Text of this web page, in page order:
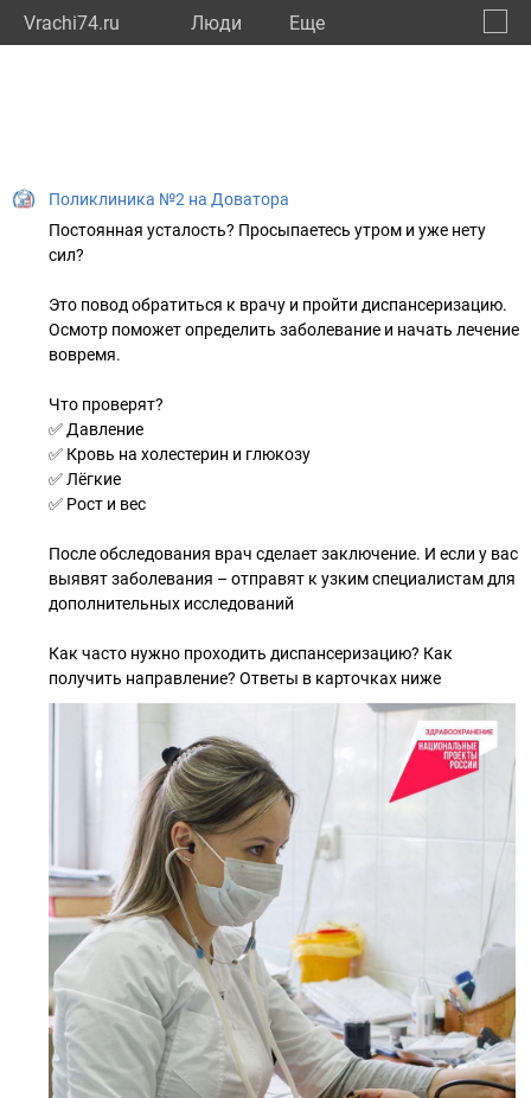
Vrachi74.ru Люди Eще
Поликлиника №2 на Доватора
Постоянная усталость? Просыпаетесь утром и уже нету
сил?
Это повод обратиться к врачу и пройти диспансеризацию.
Осмотр поможет определить заболевание и начать лечение
вовремя.
Что проверят?
✅ Давление
✅ Кровь на холестерин и глюкозу
✅ Лёгкие
✅ Рост и вес
После обследования врач сделает заключение. И если у вас
выявят заболевания – отправят к узким специалистам для
дополнительных исследований
Как часто нужно проходить диспансеризацию? Как
получить направление? Ответы в карточках ниже